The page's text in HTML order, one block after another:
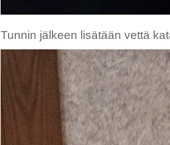
Tunnin jälkeen lisätään vettä